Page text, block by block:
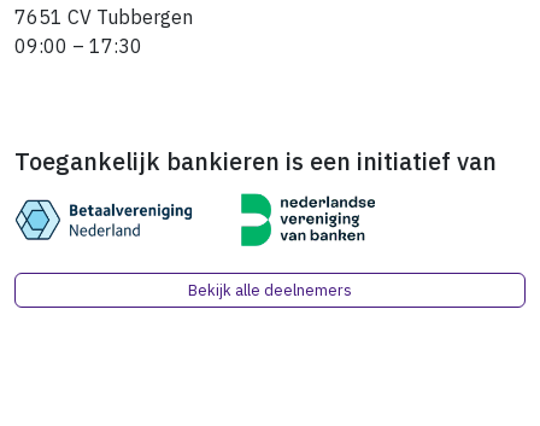
7651 CV Tubbergen
09:00 – 17:30
Toegankelijk bankieren is een initiatief van
Bekijk alle deelnemers